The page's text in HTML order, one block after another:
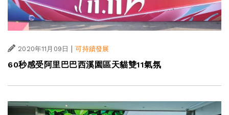
2020年11月09日 | 可持續發展
60秒感受阿里巴巴西溪園區天貓雙11氣氛